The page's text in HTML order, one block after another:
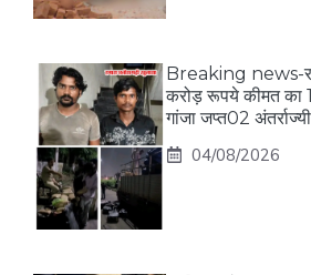
Breaking news-
करोड़ रूपये कीमत का
गांजा जप्त02
04/08/2026